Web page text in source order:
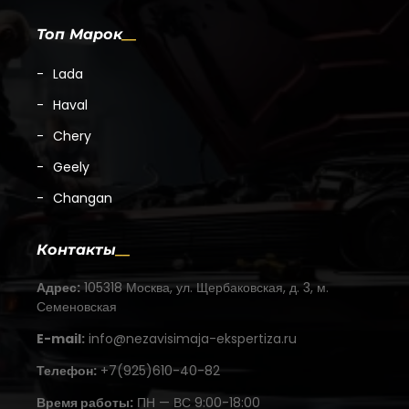
Топ Марок
Lada
Haval
Chery
Geely
Changan
Контакты
Адрес: 105318 Москва, ул. Щербаковская, д. 3, м.
Семеновская
E-mail: info@nezavisimaja-ekspertiza.ru
Телефон: +7(925)610-40-82
Время работы: ПН — ВС 9:00-18:00